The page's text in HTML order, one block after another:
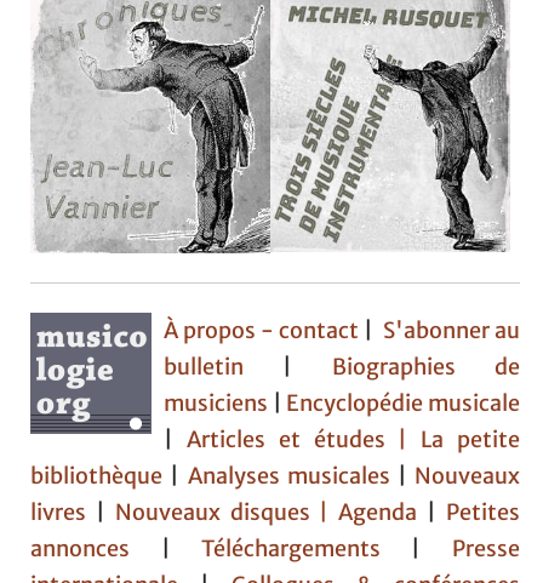
À propos - contact
S'abonner au
bulletin
Biographies de
musiciens
Encyclopédie musicale
|Articles et études | La petite
bibliothèque
Analyses musicales
Nouveaux
livres
Nouveaux disques |Agenda
Petites
annonces
Téléchargements
Presse